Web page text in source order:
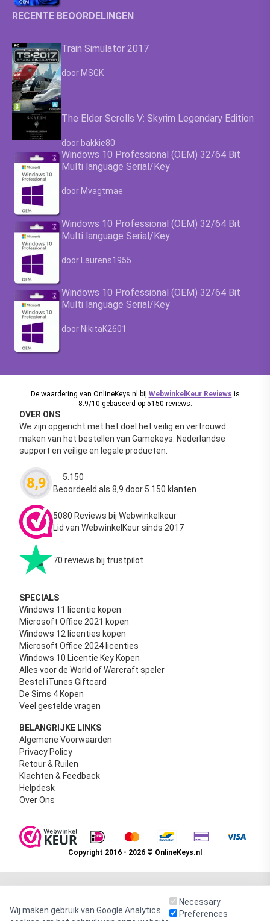
RECENTE BEOORDELINGEN
Train Simulator 2017
Waardering
door MSGK
The Elder Scrolls V: Skyrim Legendary Edition
Waardering4.63
door bakkie80
Windows 10 Professional (OEM) 32/64 Bit
Multi language Serial/Key
Waardering4.63
door Mvagtmae
Windows 10 Professional (OEM) 32/64 Bit
Multi language Serial/Key
Waardering4.63uit 5
door Laurens1955
Windows 10 Professional (OEM) 32/64 Bit
Multi language Serial/Key
Waardering4.63
door NikitaK2601
De waardering van OnlineKeys.nl bij WebwinkelKeur Reviews is
8.9/10 gebaseerd op 5150 reviews.
OVER ONS
We zijn opgericht met het doel het veilig en vertrouwd
maken van het bestellen van Gamekeys. Nederlandse
support en veilige en legale producten.
8,9 Waardering
5.150
Beoordeeld als 8,9 door 5.150 klanten
5080 Reviews bij Webwinkelkeur
Lid van WebwinkelKeur sinds 2017
70 reviews bij trustpilot
SPECIALS
Windows 11 licentie kopen
Microsoft Office 2021 kopen
Windows 12 licenties kopen
Microsoft Office 2024 licenties
Windows 10 Licentie Key Kopen
Alles voor de World of Warcraft speler
Bestel iTunes Giftcard
De Sims 4 Kopen
Veel gestelde vragen
BELANGRIJKE LINKS
Algemene Voorwaarden
Privacy Policy
Retour & Ruilen
Klachten & Feedback
Helpdesk
Over Ons
Copyright 2016 - 2026 © OnlineKeys.nl
Wij maken gebruik van Google Analytics
Necessary
Preferences